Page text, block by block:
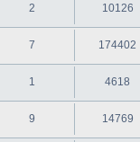
2 10126
7 174402
1 4618
9 14769